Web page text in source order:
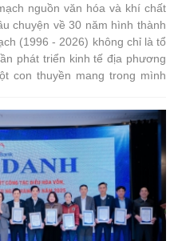
nguồn văn hóa và khí chất
chuyện về 30 năm hình thành
(1996 - 2026) không chỉ là tổ
phát triển kinh tế địa phương
con thuyền mang trong mình
miền Trung nắng gió.